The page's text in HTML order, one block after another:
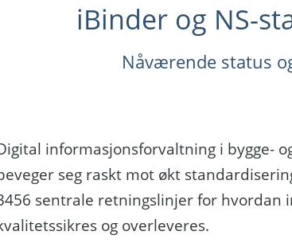
iBinder og NS-
Nåværende status
informasjonsforvaltning i bygge-
seg raskt mot økt
sentrale retningslinjer for hvordan
og overleveres.